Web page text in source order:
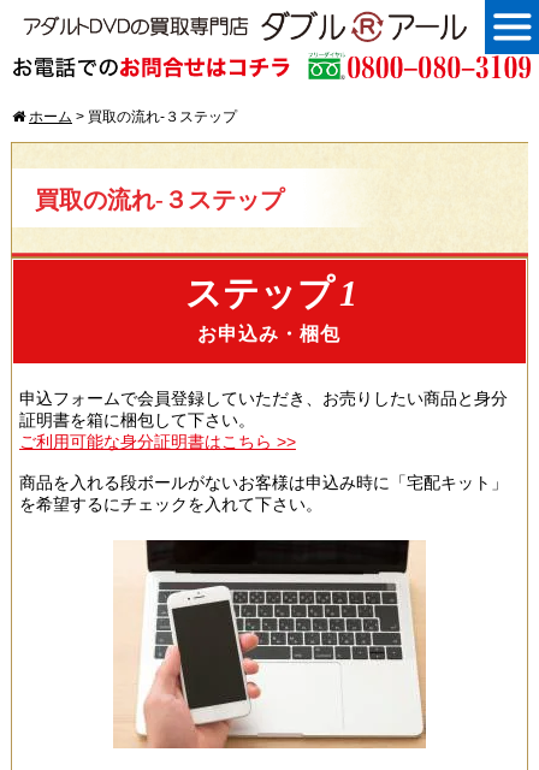
ホーム > 買取の流れ-３ステップ
買取の流れ-３ステップ
ステップ1
お申込み・梱包
申込フォームで会員登録していただき、お売りしたい商品と身分
証明書を箱に梱包して下さい。
ご利用可能な身分証明書はこちら >>
商品を入れる段ボールがないお客様は申込み時に「宅配キット」
を希望するにチェックを入れて下さい。